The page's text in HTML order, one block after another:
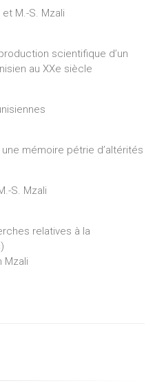
M.-S. Mzali
scientifique d’un
au XXe siècle
mémoire pétrie d’altérités
S. Mzali
relatives à la
Mzali